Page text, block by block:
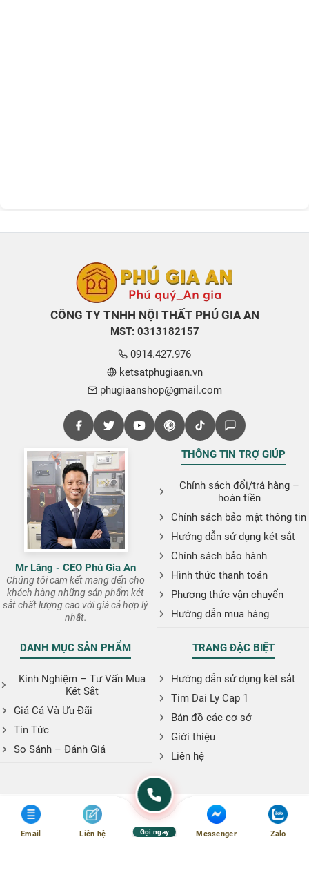
CÔNG TY TNHH NỘI THẤT PHÚ GIA AN
MST: 0313182157
0914.427.976
ketsatphugiaan.vn
phugiaanshop@gmail.com
Mr Lăng - CEO Phú Gia An
Chúng tôi cam kết mang đến cho
khách hàng những sản phẩm két
sắt chất lượng cao với giá cả hợp lý
nhất.
THÔNG TIN TRỢ GIÚP
Chính sách đổi/trả hàng –
hoàn tiền
Chính sách bảo mật thông tin
Hướng dẫn sử dụng két sắt
Chính sách bảo hành
Hình thức thanh toán
Phương thức vận chuyển
Hướng dẫn mua hàng
DANH MỤC SẢN PHẨM
Kinh Nghiệm – Tư Vấn Mua
Két Sắt
Giá Cả Và Ưu Đãi
Tin Tức
So Sánh – Đánh Giá
TRANG ĐẶC BIỆT
Hướng dẫn sử dụng két sắt
Tim Dai Ly Cap 1
Bản đồ các cơ sở
Giới thiệu
Liên hệ
Email Liên hệ Gọi ngay Messenger Zalo